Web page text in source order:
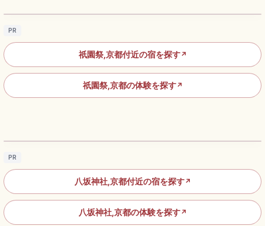
PR
祇園祭,京都付近の宿を探す↗
祇園祭,京都の体験を探す↗
PR
八坂神社,京都付近の宿を探す↗
八坂神社,京都の体験を探す↗